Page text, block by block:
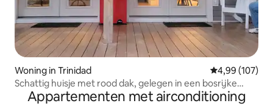
Woning in Trinidad Gemiddelde
4,99 (107)
Schattig huisje met rood dak, gelegen in een bosrijke
omgeving
Appartementen met airconditioning